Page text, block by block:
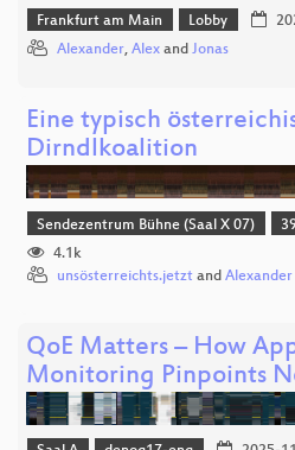
Frankfurt am Main Lobby
Alexander, Alex and Jonas
Eine typisch
Dirndlkoalition
Sendezentrum Bühne (Saal X 07)
4.1k
unsösterreichts.jetzt and
QoE Matters – How
Monitoring Pinpoints